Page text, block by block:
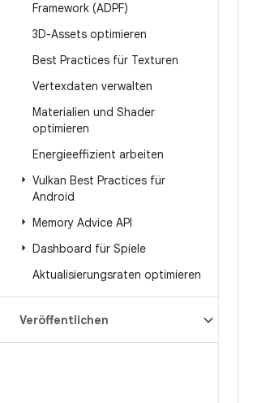
Framework (ADPF)
3D-Assets optimieren
Best Practices für Texturen
Vertexdaten verwalten
Materialien und Shader
optimieren
Energieeffizient arbeiten
Vulkan Best Practices für
Android
Memory Advice API
Dashboard für Spiele
Aktualisierungsraten optimieren
Veröffentlichen